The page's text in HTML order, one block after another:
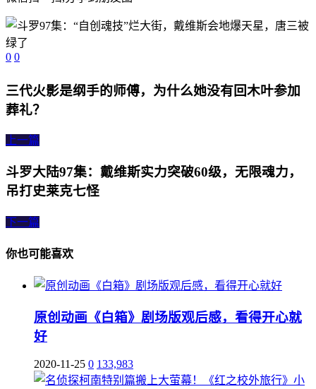
0 0
三代火影是纲手的师傅，为什么她没有回木叶参加
葬礼？
上一篇
斗罗大陆97集：戴维斯实力突破60级，无限魂力，
吊打史莱克七怪
下一篇
你也可能喜欢
原创动画《白箱》剧场版观后感，看得开心就
好
2020-11-25 0 133,983